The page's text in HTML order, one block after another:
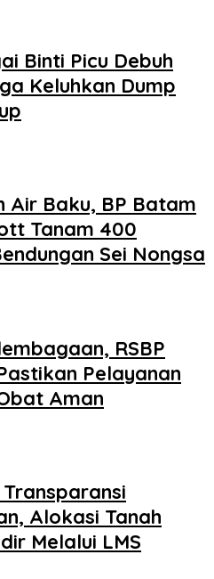
Binti Picu Debuh
Keluhkan Dump
Air Baku, BP Batam
Tanam 400
Sei Nongsa
RSBP
Pelayanan
Aman
Alokasi Tanah
Melalui LMS